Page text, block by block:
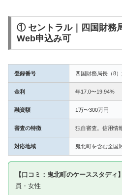
① セントラル｜四国財務
Web申込み可
登録番号 四国財務局長（8
金利 年17.0〜19.94%
融資額 1万〜300万円
審査の特徴 独自審査。信用情
対応地域 鬼北町を含む全国
【口コミ：鬼北町のケーススタディ】
員・女性